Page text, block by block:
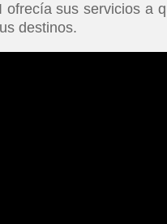
ofrecía sus servicios a
destinos.